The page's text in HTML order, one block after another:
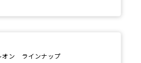
ン ラインナップ